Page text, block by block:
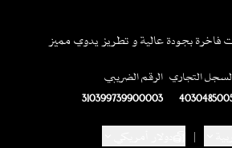
فاخرة بجودة عالية و تطريز يدوي مميز
التجاري الرقم الضريبي
310399739900003
|